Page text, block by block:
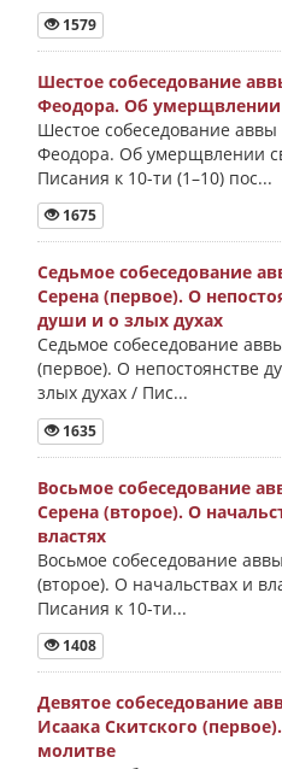
1579
Шестое собеседование
Феодора. Об умерщвлении
Шестое собеседование аввы
Феодора. Об умерщвлении
Писания к 10-ти (1–10) пос...
1675
Седьмое собеседование
Серена (первое). О
души и о злых духах
Седьмое собеседование
(первое). О непостоянстве
злых духах / Пис...
1635
Восьмое собеседование
Серена (второе). О
властях
Восьмое собеседование
(второе). О начальствах и
Писания к 10-ти...
1408
Девятое собеседование
Исаака Скитского
молитве